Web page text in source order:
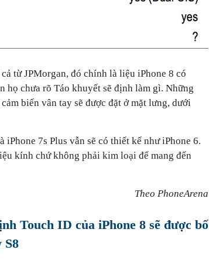
từ JPMorgan, đó chính là liệu iPhone 8 có
họ chưa rõ Táo khuyết sẽ định làm gì. Những
biến vân tay sẽ được đặt ở mặt lưng, dưới
7s Plus vẫn sẽ có thiết kế như iPhone 6.
kính chứ không phải kim loại để mang đến
Theo PhoneArena
Touch ID của iPhone 8 sẽ được bố
S8